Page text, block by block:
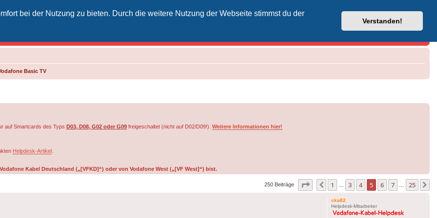
bei der Nutzung zu bieten. Durch die weitere Nutzung der Webseite stimmst du der
Verstanden!
Vodafone-Kabel-Helpdesk
Basic TV
auf Smartcards des Typs D03, D08, G02 oder G09 freigeschaltet (nicht auf D02/D09!). Weitere Informationen hier!
Helpdesk-Artikel
Kabel Deutschland („[VFKD]“) oder von Vodafone West („[VF West]“) bist.
250 Beiträge Seite von 25
Vorherige
1 3 4 5 6 7 25
cka82
Helpdesk-Mitarbeiter